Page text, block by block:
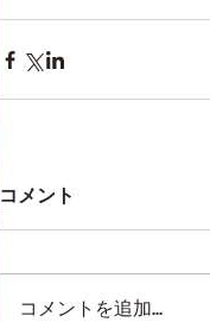
コメント
コメントを追加…